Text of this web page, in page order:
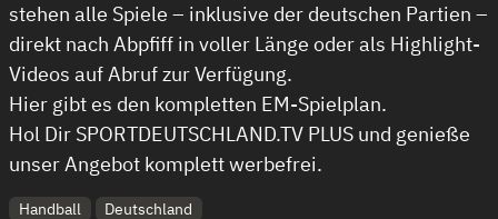
stehen alle Spiele – inklusive der deutschen Partien –
direkt nach Abpfiff in voller Länge oder als Highlight-
Videos auf Abruf zur Verfügung.
Hier gibt es den kompletten EM-Spielplan.
Hol Dir SPORTDEUTSCHLAND.TV PLUS und genieße
unser Angebot komplett werbefrei.
Handball Deutschland